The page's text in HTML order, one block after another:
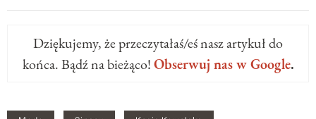
Dziękujemy, że przeczytałaś/eś nasz artykuł do
końca. Bądź na bieżąco!Obserwuj nas w Google.